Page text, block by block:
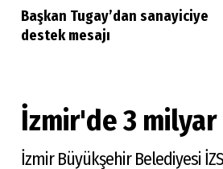
Başkan Tugay’dan sanayiciye
destek mesajı
İzmir'de 3
İzmir Büyükşehir Belediyesi